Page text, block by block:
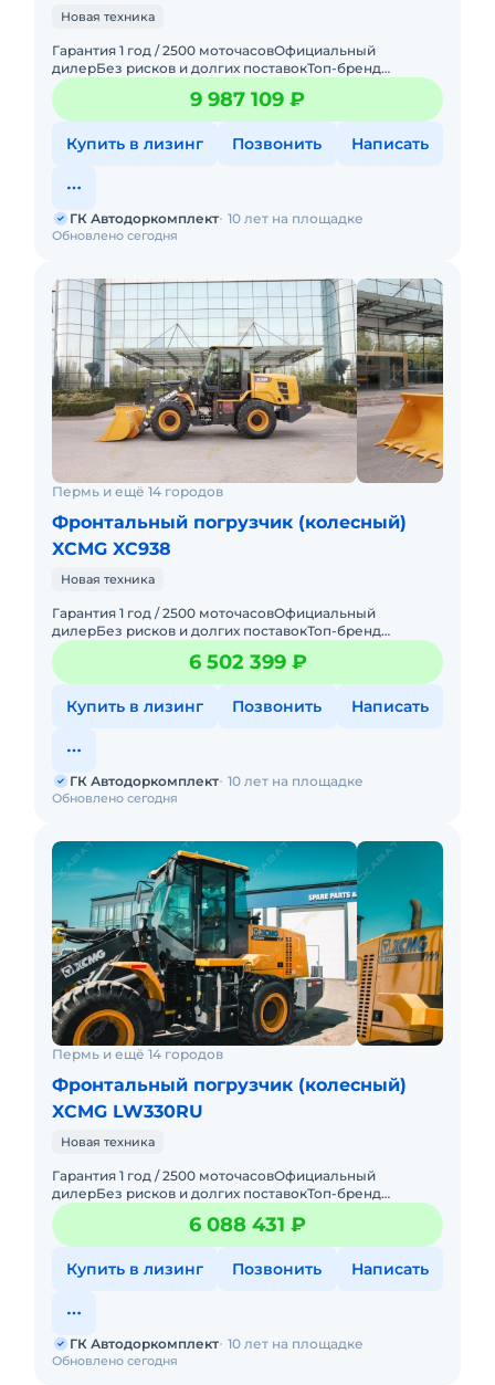
Новая техника
Гарантия 1 год / 2500 моточасовОфициальный
дилерБез рисков и долгих поставокТоп-бренд
мировой
спецтехники_____________________________________________
__________
9 987 109 ₽
Купить в лизинг Позвонить Написать
Обновлено сегодня
ГК Автодоркомплект 10 лет на площадке
Пермь и ещё 14 городов
Фронтальный погрузчик (колесный)
XCMG XC938
Новая техника
Гарантия 1 год / 2500 моточасовОфициальный
дилерБез рисков и долгих поставокТоп-бренд
мировой
спецтехники_____________________________________________
__________
6 502 399 ₽
Купить в лизинг Позвонить Написать
Обновлено сегодня
ГК Автодоркомплект 10 лет на площадке
Пермь и ещё 14 городов
Фронтальный погрузчик (колесный)
XCMG LW330RU
Новая техника
Гарантия 1 год / 2500 моточасовОфициальный
дилерБез рисков и долгих поставокТоп-бренд
мировой
спецтехники_____________________________________________
__________
6 088 431 ₽
Купить в лизинг Позвонить Написать
Обновлено сегодня
ГК Автодоркомплект 10 лет на площадке